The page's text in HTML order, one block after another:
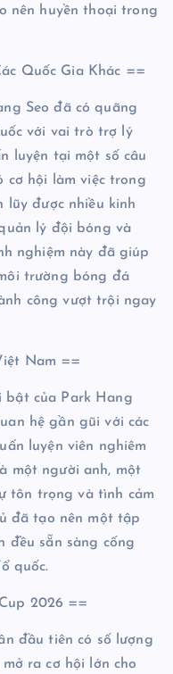
nên huyền thoại trong
Quốc Gia Khác ==
Seo đã có quãng
với vai trò trợ lý
luyện tại một số câu
cơ hội làm việc trong
lũy được nhiều kinh
lý đội bóng và
nghiệm này đã giúp
trường bóng đá
công vượt trội ngay
Nam ==
bật của Park Hang
hệ gần gũi với các
luyện viên nghiêm
một người anh, một
tôn trọng và tình cảm
đã tạo nên một tập
đều sẵn sàng cống
quốc.
2026 ==
đầu tiên có số lượng
ra cơ hội lớn cho